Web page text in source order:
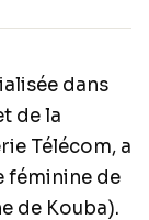
dans
de la
Télécom, a
féminine de
de Kouba).